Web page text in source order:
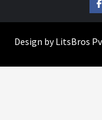
Design byLitsBros